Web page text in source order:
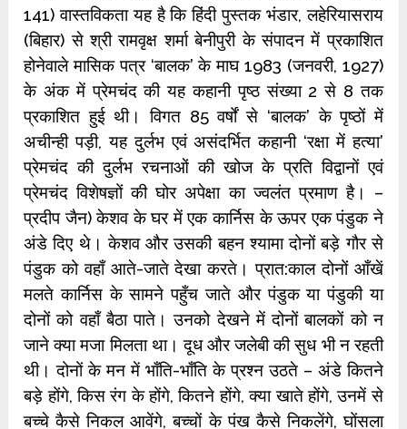
141) वास्‍तविकता यह है कि हिंदी पुस्‍तक भंडार, लहेरियासराय
(बिहार) से श्री रामवृक्ष शर्मा बेनीपुरी के संपादन में प्रकाशित
होनेवाले मासिक पत्र ‘बालक’ के माघ 1983 (जनवरी, 1927)
के अंक में प्रेमचंद की यह कहानी पृष्‍ठ संख्‍या 2 से 8 तक
प्रकाशित हुई थी। विगत 85 वर्षों से ‘बालक’ के पृष्‍ठों में
अचीन्‍ही पड़ी, यह दुर्लभ एवं असंदर्भित कहानी ‘रक्षा में हत्या’
प्रेमचंद की दुर्लभ रचनाओं की खोज के प्रति विद्वानों एवं
प्रेमचंद विशेषज्ञों की घोर अपेक्षा का ज्‍वलंत प्रमाण है। –
प्रदीप जैन) केशव के घर में एक कार्निस के ऊपर एक पंडुक ने
अंडे दिए थे। केशव और उसकी बहन श्‍यामा दोनों बड़े गौर से
पंडुक को वहाँ आते-जाते देखा करते। प्रात:काल दोनों आँखें
मलते कार्निस के सामने पहुँच जाते और पंडुक या पंडुकी या
दोनों को वहाँ बैठा पाते। उनको देखने में दोनों बालकों को न
जाने क्‍या मजा मिलता था। दूध और जलेबी की सुध भी न रहती
थी। दोनों के मन में भाँति-भाँति के प्रश्‍न उठते – अंडे कितने
बड़े होंगे, किस रंग के होंगे, कितने होंगे, क्‍या खाते होंगे, उनमें से
बच्‍चे कैसे निकल आवेंगे, बच्‍चों के पंख कैसे निकलेंगे, घोंसला